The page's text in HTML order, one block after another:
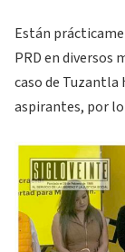
Están
PRD en diversos
caso de Tuzantla
aspirantes, por lo